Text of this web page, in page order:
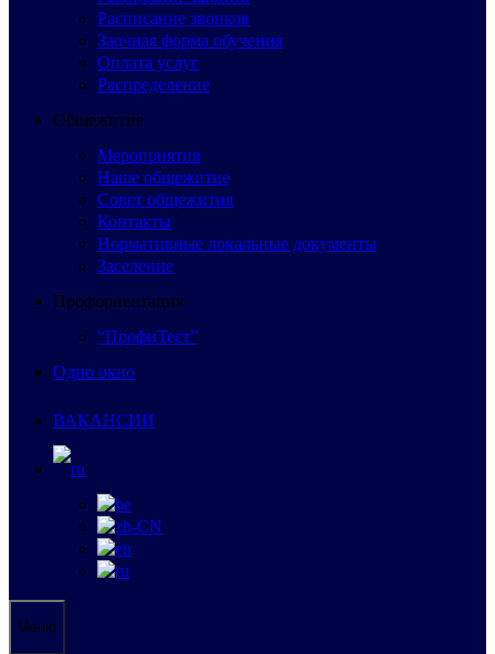
Расписание звонков
Заочная форма обучения
Оплата услуг
Распределение
Общежитие
Мероприятия
Наше общежитие
Совет общежития
Контакты
Нормативные локальные документы
Заселение
Профориентация
“ПрофиТест”
Одно окно
ВАКАНСИИ
Меню